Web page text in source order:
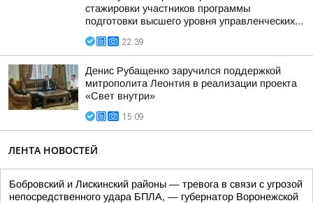
стажировки участников программы
подготовки высшего уровня управленческих...
22:39
Денис Рубащенко заручился поддержкой
митрополита Леонтия в реализации проекта
«Свет внутри»
15:09
ЛЕНТА НОВОСТЕЙ
Бобровский и Лискинский районы — тревога в связи с угрозой
непосредственного удара БПЛА, — губернатор Воронежской